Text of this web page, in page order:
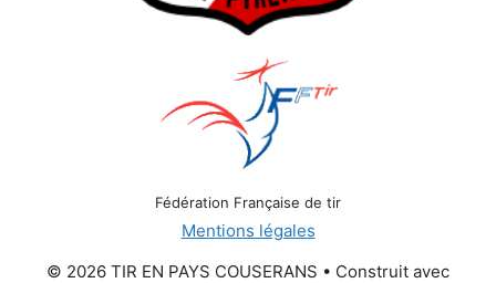
Fédération Française de tir
Mentions légales
© 2026 TIR EN PAYS COUSERANS • Construit avec